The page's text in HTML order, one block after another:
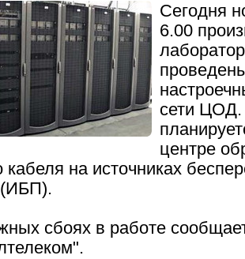
Сегодня
6.00
сети ЦОД.
центре
кабеля на источниках
(ИБП).
сбоях в работе